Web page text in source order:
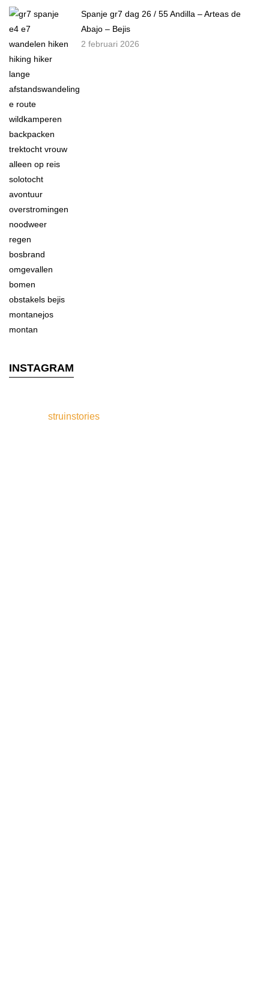
Spanje gr7 dag 26 / 55 Andilla – Arteas de
Abajo – Bejis
2 februari 2026
INSTAGRAM
struinstories